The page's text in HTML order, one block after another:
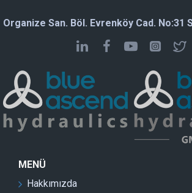
Organize San. Böl. Evrenköy Cad. No:31
MENÜ
Hakkımızda